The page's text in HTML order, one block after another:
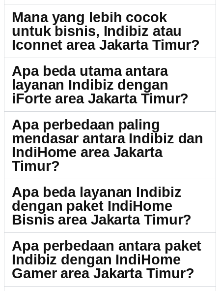
Mana yang lebih cocok
untuk bisnis, Indibiz atau
Iconnet area Jakarta Timur?
Apa beda utama antara
layanan Indibiz dengan
iForte area Jakarta Timur?
Apa perbedaan paling
mendasar antara Indibiz dan
IndiHome area Jakarta
Timur?
Apa beda layanan Indibiz
dengan paket IndiHome
Bisnis area Jakarta Timur?
Apa perbedaan antara paket
Indibiz dengan IndiHome
Gamer area Jakarta Timur?